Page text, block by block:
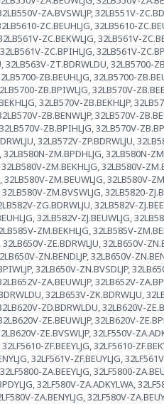
ZA.BVSWLJP, 32LB551V-
ZC.BEUHLJG, 32LB5610-
ZC.BEKWLJG, 32LB561V-
ZC.BPIHLJG, 32LB561V-
32LB563V-ZT.BDRWLDU, 32LB5700-
ZB.BEUHLJG, 32LB5700-
ZB.BPIWLJG, 32LB570V-
32LB570V-ZB.BEKHLJP,
ZB.BENWLJP, 32LB570V-
ZB.BPIHLJG, 32LB570V-
32LB572V-ZP.BDRWLJU,
ZM.BPDHLJG, 32LB580N-
ZM.BEKHLJG, 32LB580V-
32LB580V-ZM.BEUWLJG, 32LB580V-
ZM.BVSWLJG, 32LB5820-
ZG.BDRWLJU, 32LB582V-
32LB582V-ZJ.BEUWLJG,
ZM.BEKHLJG, 32LB585V-
ZE.BDRWLJU, 32LB650V-
ZN.BENDLJP, 32LB650V-
32LB650V-ZN.BVSDLJP,
ZA.BEUWLJP, 32LB652V-
32LB653V-ZK.BDRWLJU,
ZD.BDRWLDU, 32LB620V-
ZE.BEUWLJP, 32LB620V-
ZE.BVSWLJP, 32LF550V-
ZF.BEEYLJG, 32LF5610-
32LF561V-ZF.BEUYLJG,
ZA.BEEYLJG, 32LF5800-
32LF580V-ZA.ADKYLWA,
ZA.BENYLJG, 32LF580V-